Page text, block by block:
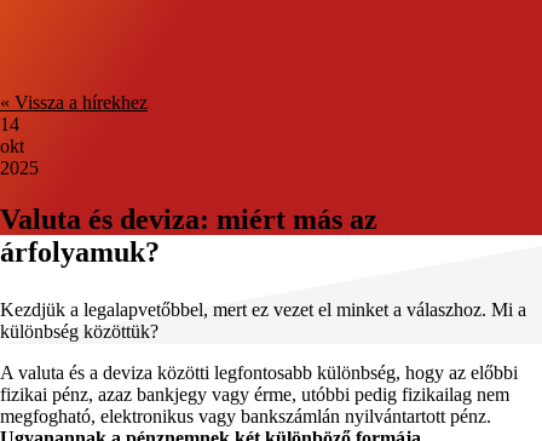
« Vissza a hírekhez
14
okt
2025
Valuta és deviza: miért más az
árfolyamuk?
Kezdjük a legalapvetőbbel, mert ez vezet el minket a válaszhoz. Mi a
különbség közöttük?
A valuta és a deviza közötti legfontosabb különbség, hogy az előbbi
fizikai pénz, azaz bankjegy vagy érme, utóbbi pedig fizikailag nem
megfogható, elektronikus vagy bankszámlán nyilvántartott pénz.